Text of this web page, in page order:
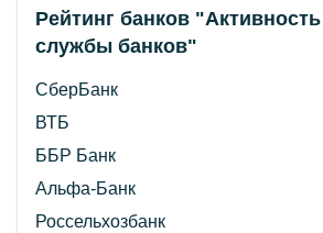
Рейтинг банков
службы банков"
СберБанк
ВТБ
ББР Банк
Альфа-Банк
Россельхозбанк